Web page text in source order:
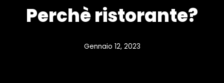
Perchè ristorante?
Gennaio 12, 2023